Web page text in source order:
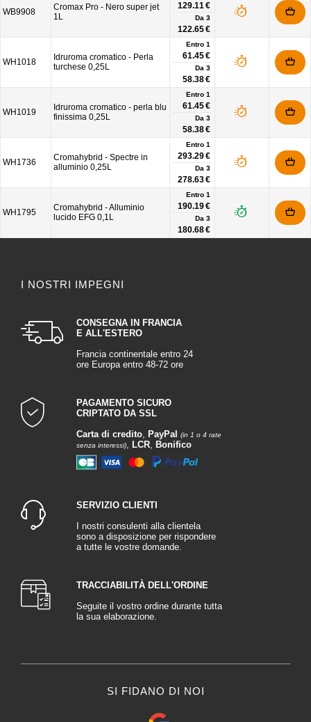
WB9908
Cromax Pro - Nero super jet
1L
129.11 €
Da 3
122.65 €
WH1018
Idruroma cromatico - Perla
turchese 0,25L
Entro 1
61.45 €
Da 3
58.38 €
WH1019
Idruroma cromatico - perla blu
finissima 0,25L
Entro 1
61.45 €
Da 3
58.38 €
WH1736
Cromahybrid - Spectre in
alluminio 0,25L
Entro 1
293.29 €
Da 3
278.63 €
WH1795
Cromahybrid - Alluminio
lucido EFG 0,1L
Entro 1
190.19 €
Da 3
180.68 €
I NOSTRI IMPEGNI
CONSEGNA IN FRANCIA
E ALL'ESTERO
Francia continentale entro 24
ore Europa entro 48-72 ore
PAGAMENTO SICURO
CRIPTATO DA SSL
Carta di credito, PayPal
(in 1 o 4 rate
senza interessi), LCR, Bonifico
SERVIZIO CLIENTI
I nostri consulenti alla clientela
sono a disposizione per rispondere
a tutte le vostre domande.
TRACCIABILITÀ DELL'ORDINE
Seguite il vostro ordine durante tutta
la sua elaborazione.
SI FIDANO DI NOI